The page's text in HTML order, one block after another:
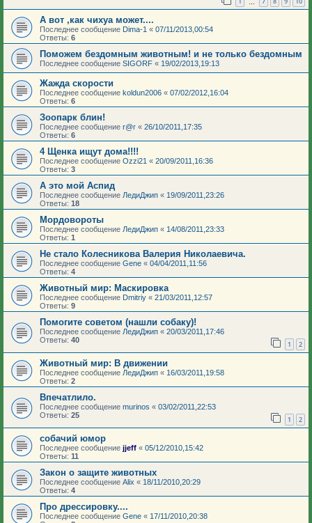
А вот ,как чихуа может....
Последнее сообщение Dima-1 « 07/11/2013,00:54
Ответы: 6
Поможем бездомным животным! и не только бездомным
Последнее сообщение SIGORF « 19/02/2013,19:13
Жажда скорости
Последнее сообщение koldun2006 « 07/02/2012,16:04
Ответы: 6
Зоопарк блин!
Последнее сообщение r@r « 26/10/2011,17:35
Ответы: 6
4 Щенка ищут дома!!!!
Последнее сообщение Ozzi21 « 20/09/2011,16:36
Ответы: 3
А это мой Аспид
Последнее сообщение ЛедиДжип « 19/09/2011,23:26
Ответы: 18
Мордовороты
Последнее сообщение ЛедиДжип « 14/08/2011,23:33
Ответы: 1
Не стало Колесникова Валерия Николаевича.
Последнее сообщение Gene « 04/04/2011,11:56
Ответы: 4
Животный мир: Маскировка
Последнее сообщение Dmitriy « 21/03/2011,12:57
Ответы: 9
Помогите советом (нашли собаку)!
Последнее сообщение ЛедиДжип « 20/03/2011,17:46
Ответы: 40 1 2
Животный мир: В движении
Последнее сообщение ЛедиДжип « 16/03/2011,19:58
Ответы: 2
Впечатлило.
Последнее сообщение murinos « 03/02/2011,22:53
Ответы: 25 1 2
собачий юмор
Последнее сообщение jjeff « 05/12/2010,15:42
Ответы: 11
Закон о защите животных
Последнее сообщение Alix « 18/11/2010,20:29
Ответы: 4
Про дрессировку....
Последнее сообщение Gene « 17/11/2010,20:38